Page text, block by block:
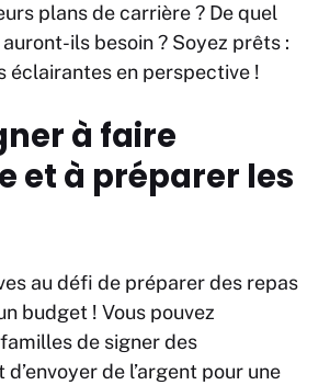
plans de carrière ? De quel
ils besoin ? Soyez prêts :
éclairantes en perspective !
à faire
et à préparer les
au défi de préparer des repas
budget ! Vous pouvez
de signer des
de l’argent pour une